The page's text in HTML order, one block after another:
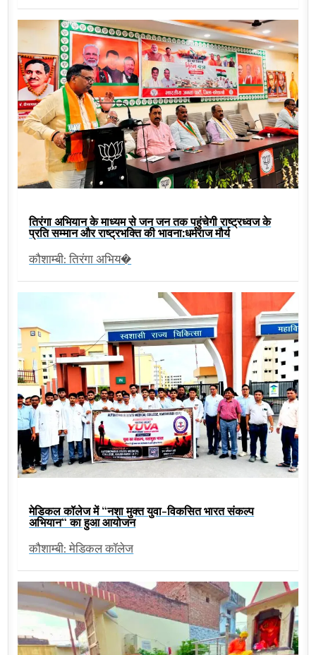
तिरंगा अभियान के माध्यम से जन जन तक पहुंचेगी राष्ट्रध्वज के
प्रति सम्मान और राष्ट्रभक्ति की भावना:धर्मराज मौर्य
कौशाम्बी: तिरंगा अभिय�
मेडिकल कॉलेज में “नशा मुक्त युवा-विकसित भारत संकल्प
अभियान“ का हुआ आयोजन
कौशाम्बी: मेडिकल कॉलेज